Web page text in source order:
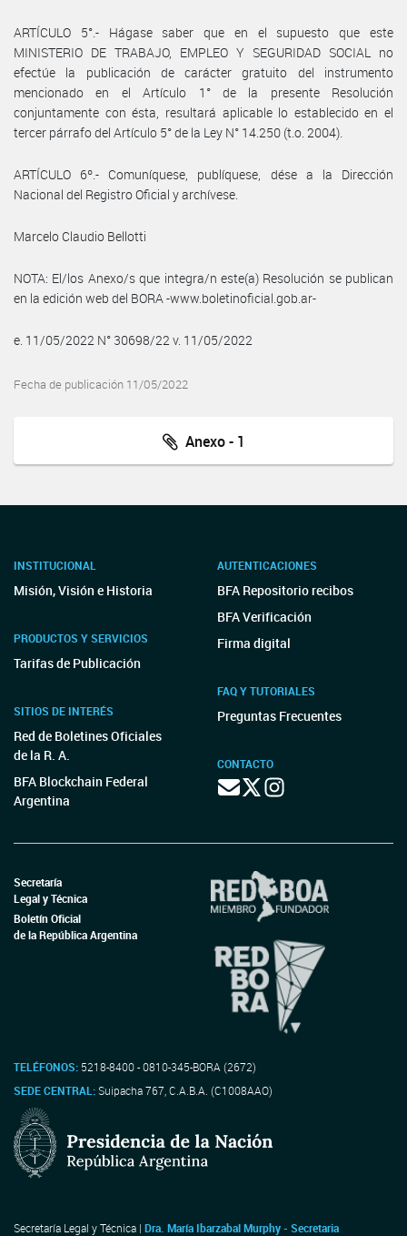
ARTÍCULO 5°.- Hágase saber que en el supuesto que este
MINISTERIO DE TRABAJO, EMPLEO Y SEGURIDAD SOCIAL no
efectúe la publicación de carácter gratuito del instrumento
mencionado en el Artículo 1° de la presente Resolución
conjuntamente con ésta, resultará aplicable lo establecido en el
tercer párrafo del Artículo 5° de la Ley N° 14.250 (t.o. 2004).
ARTÍCULO 6º.- Comuníquese, publíquese, dése a la Dirección
Nacional del Registro Oficial y archívese.
Marcelo Claudio Bellotti
NOTA: El/los Anexo/s que integra/n este(a) Resolución se publican
en la edición web del BORA -www.boletinoficial.gob.ar-
e. 11/05/2022 N° 30698/22 v. 11/05/2022
Fecha de publicación 11/05/2022
Anexo - 1
INSTITUCIONAL
Misión, Visión e Historia
PRODUCTOS Y SERVICIOS
Tarifas de Publicación
SITIOS DE INTERÉS
Red de Boletines Oficiales
de la R. A.
BFA Blockchain Federal
Argentina
AUTENTICACIONES
BFA Repositorio recibos
BFA Verificación
Firma digital
FAQ Y TUTORIALES
Preguntas Frecuentes
CONTACTO
Secretaría
Legal y Técnica
Boletín Oficial
de la República Argentina
TELÉFONOS: 5218-8400 - 0810-345-BORA (2672)
SEDE CENTRAL:Suipacha 767, C.A.B.A. (C1008AAO)
Secretaría Legal y Técnica | Dra. María Ibarzabal Murphy - Secretaria